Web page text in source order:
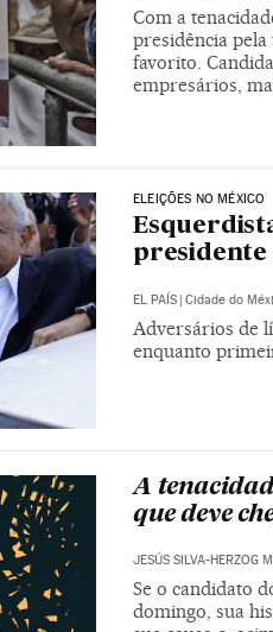
Com a
presidência
favorito.
empresários,
ELEIÇÕES NO MÉXICO
presidente
EL PAÍS | Cidade do
Adversários de
enquanto
A
que deve
JESÚS SILVA-HERZOG
Se o candidato
domingo, sua